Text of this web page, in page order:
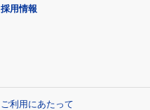
採用情報
ご利用にあたって